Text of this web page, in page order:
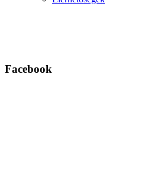
Facebook